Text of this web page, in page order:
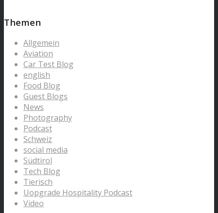
Themen
Allgemein
Aviation
Car Test Blog
english
Food Blog
Guest Blogs
News
Photography
Podcast
Schweiz
social media
Südtirol
Tech Blog
Tierisch
Uopgrade Hospitality Podcast
Video